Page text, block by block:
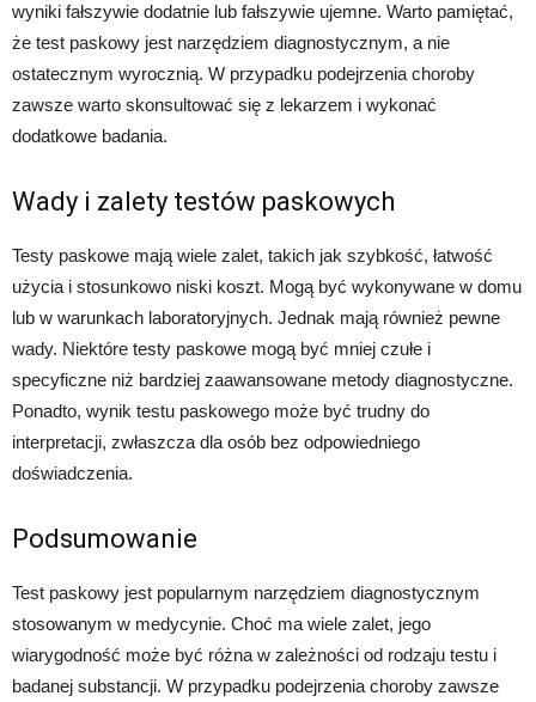
wyniki fałszywie dodatnie lub fałszywie ujemne. Warto pamiętać,
że test paskowy jest narzędziem diagnostycznym, a nie
ostatecznym wyrocznią. W przypadku podejrzenia choroby
zawsze warto skonsultować się z lekarzem i wykonać
dodatkowe badania.
Wady i zalety testów paskowych
Testy paskowe mają wiele zalet, takich jak szybkość, łatwość
użycia i stosunkowo niski koszt. Mogą być wykonywane w domu
lub w warunkach laboratoryjnych. Jednak mają również pewne
wady. Niektóre testy paskowe mogą być mniej czułe i
specyficzne niż bardziej zaawansowane metody diagnostyczne.
Ponadto, wynik testu paskowego może być trudny do
interpretacji, zwłaszcza dla osób bez odpowiedniego
doświadczenia.
Podsumowanie
Test paskowy jest popularnym narzędziem diagnostycznym
stosowanym w medycynie. Choć ma wiele zalet, jego
wiarygodność może być różna w zależności od rodzaju testu i
badanej substancji. W przypadku podejrzenia choroby zawsze